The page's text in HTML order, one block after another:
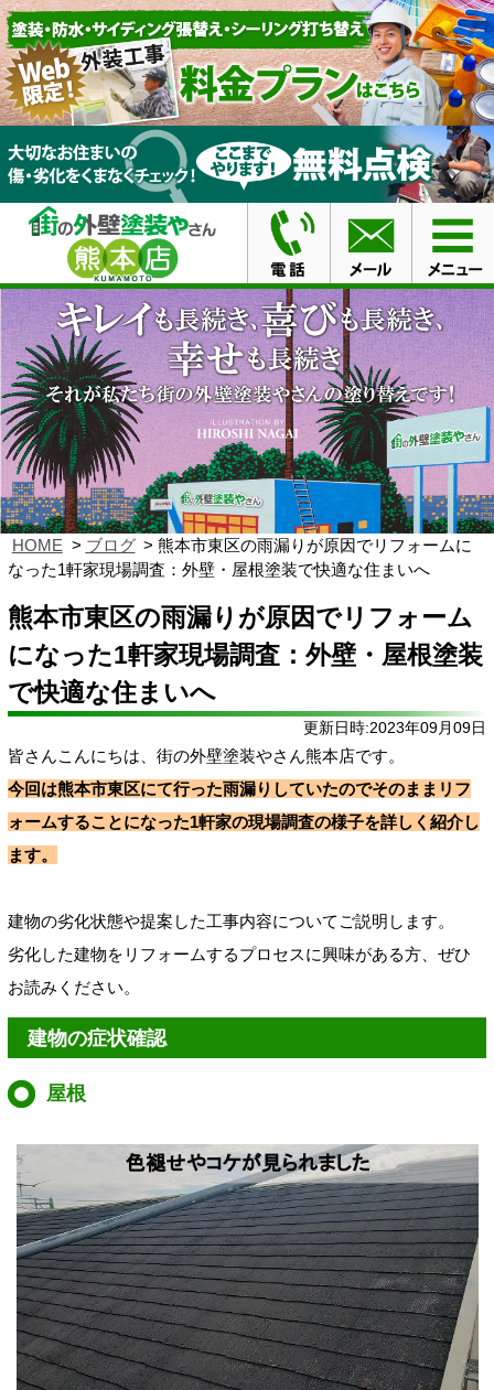
HOME ブログ
熊本市東区の雨漏りが原因でリフォームに
なった1軒家現場調査：外壁・屋根塗装で快適な住まいへ
熊本市東区の雨漏りが原因でリフォーム
になった1軒家現場調査：外壁・屋根塗装
で快適な住まいへ
更新日時:2023年09月09日
皆さんこんにちは、街の外壁塗装やさん熊本店です。
今回は熊本市東区にて行った雨漏りしていたのでそのままリフ
ォームすることになった1軒家の現場調査の様子を詳しく紹介し
ます。
建物の劣化状態や提案した工事内容についてご説明します。
劣化した建物をリフォームするプロセスに興味がある方、ぜひ
お読みください。
建物の症状確認
屋根